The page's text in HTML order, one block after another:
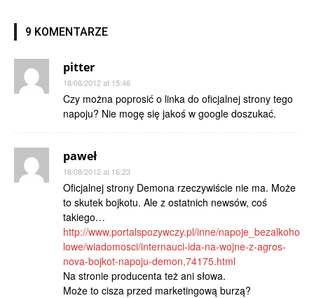
9 KOMENTARZE
pitter
18/08/2012 at 15:46
Czy można poprosić o linka do oficjalnej strony tego
napoju? Nie mogę się jakoś w google doszukać.
paweł
18/08/2012 at 16:23
Oficjalnej strony Demona rzeczywiście nie ma. Może
to skutek bojkotu. Ale z ostatnich newsów, coś
takiego…
http://www.portalspozywczy.pl/inne/napoje_bezalkoho
lowe/wiadomosci/internauci-ida-na-wojne-z-agros-
nova-bojkot-napoju-demon,74175.html
Na stronie producenta też ani słowa.
Może to cisza przed marketingową burzą?